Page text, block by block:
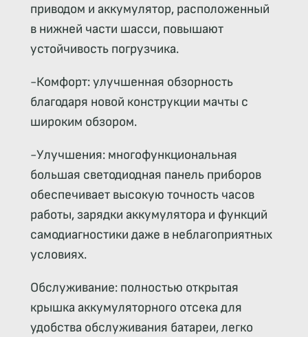
приводом и аккумулятор, расположенный
в нижней части шасси, повышают
устойчивость погрузчика.
-Комфорт: улучшенная обзорность
благодаря новой конструкции мачты с
широким обзором.
-Улучшения: многофункциональная
большая светодиодная панель приборов
обеспечивает высокую точность часов
работы, зарядки аккумулятора и функций
самодиагностики даже в неблагоприятных
условиях.
Обслуживание: полностью открытая
крышка аккумуляторного отсека для
удобства обслуживания батареи, легко